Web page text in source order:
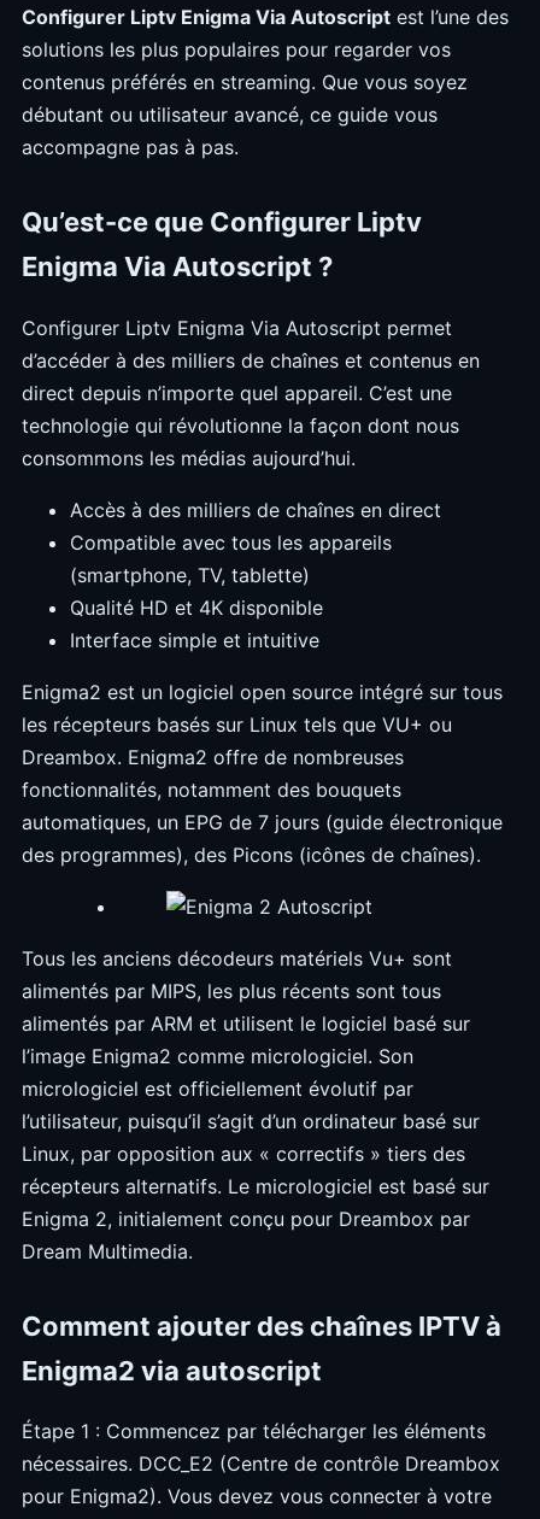
Configurer Liptv Enigma Via Autoscript est l’une des
solutions les plus populaires pour regarder vos
contenus préférés en streaming. Que vous soyez
débutant ou utilisateur avancé, ce guide vous
accompagne pas à pas.
Qu’est-ce que Configurer Liptv
Enigma Via Autoscript ?
Configurer Liptv Enigma Via Autoscript permet
d’accéder à des milliers de chaînes et contenus en
direct depuis n’importe quel appareil. C’est une
technologie qui révolutionne la façon dont nous
consommons les médias aujourd’hui.
Accès à des milliers de chaînes en direct
Compatible avec tous les appareils
(smartphone, TV, tablette)
Qualité HD et 4K disponible
Interface simple et intuitive
Enigma2 est un logiciel open source intégré sur tous
les récepteurs basés sur Linux tels que VU+ ou
Dreambox. Enigma2 offre de nombreuses
fonctionnalités, notamment des bouquets
automatiques, un EPG de 7 jours (guide électronique
des programmes), des Picons (icônes de chaînes).
Tous les anciens décodeurs matériels Vu+ sont
alimentés par MIPS, les plus récents sont tous
alimentés par ARM et utilisent le logiciel basé sur
l’image Enigma2 comme micrologiciel. Son
micrologiciel est officiellement évolutif par
l’utilisateur, puisqu’il s’agit d’un ordinateur basé sur
Linux, par opposition aux « correctifs » tiers des
récepteurs alternatifs. Le micrologiciel est basé sur
Enigma 2, initialement conçu pour Dreambox par
Dream Multimedia.
Comment ajouter des chaînes IPTV à
Enigma2 via autoscript
Étape 1 : Commencez par télécharger les éléments
nécessaires. DCC_E2 (Centre de contrôle Dreambox
pour Enigma2). Vous devez vous connecter à votre